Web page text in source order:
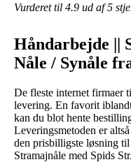
Vurderet til 4.9 ud af 5
Håndarbejde ||
Nåle / Synåle
De fleste internet firmaer
levering. En favorit
kan du blot hente
Leveringsmetoden er
den prisbilligste løsning
Stramajnåle med Spids